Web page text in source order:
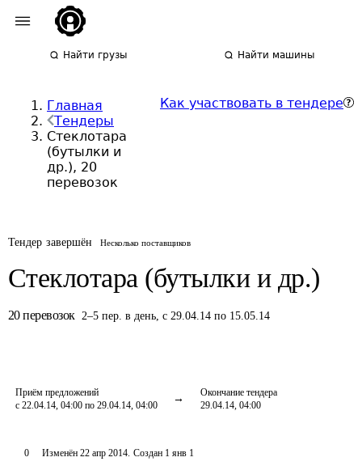
Найти грузы Найти машины
Главная
Тендеры
Стеклотара
(бутылки и
др.), 20
перевозок
Как участвовать в тендере
Тендер завершён Несколько поставщиков
Стеклотара (бутылки и др.)
20 перевозок 2–5 пер. в день, с 29.04.14 по 15.05.14
Приём предложений
с 22.04.14, 04:00 по 29.04.14, 04:00
Окончание тендера
29.04.14, 04:00
0 Изменён 22 апр 2014. Создан 1 янв 1